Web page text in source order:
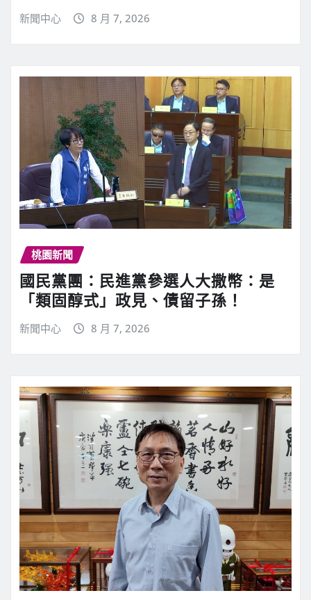
新聞中心 8 月 7, 2026
桃園新聞
國民黨團：民進黨參選人大撒幣：是
「類固醇式」政見、債留子孫！
新聞中心 8 月 7, 2026